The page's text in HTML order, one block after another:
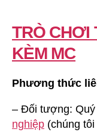
TRÒ CHƠI
KÈM MC
Phương thức
– Đối tượng: Quý
nghiệp (chúng